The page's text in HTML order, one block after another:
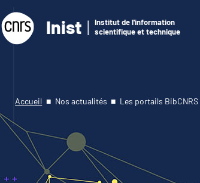
Inist
Institut de l'information
scientifique et technique
Accueil Nos actualités Les portails BibCNRS